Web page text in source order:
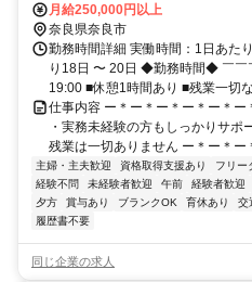
月給250,000円以上
奈良県奈良市
勤務時間詳細 実働時間：1日あた
り18日 〜 20日 ◆勤務時間◆ ￣￣
19:00 ■休憩1時間あり ■残業一切
仕事内容 ー＊ー＊ー＊ー＊ー＊ー
・実務未経験の方もしっかりサポ
残業は一切ありません ー＊ー＊
主婦・主夫歓迎 資格取得支援あり フリー
経験不問
未経験者歓迎 午前 経験者歓迎
夕方
賞与あり ブランクOK 育休あり 交
履歴書不要
同じ企業の求人